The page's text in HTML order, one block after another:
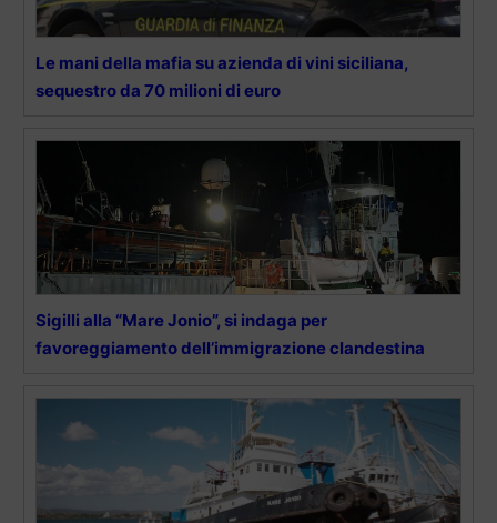
Le mani della mafia su azienda di vini siciliana,
sequestro da 70 milioni di euro
Sigilli alla “Mare Jonio”, si indaga per
favoreggiamento dell’immigrazione clandestina